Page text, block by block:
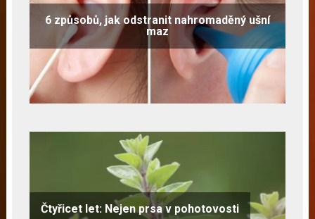
6 způsobů, jak odstranit nahromaděný ušní
maz
Čtyřicet let: Nejen prsa v pohotovosti